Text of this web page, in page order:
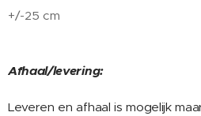
+/-25 cm
Afhaal/levering:
Leveren en afhaal is mogelijk